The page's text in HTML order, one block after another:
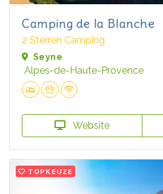
Camping de la Blanche
2 Sterren Camping
Seyne
Alpes-de-Haute-Provence
Website
TOPKEUZE